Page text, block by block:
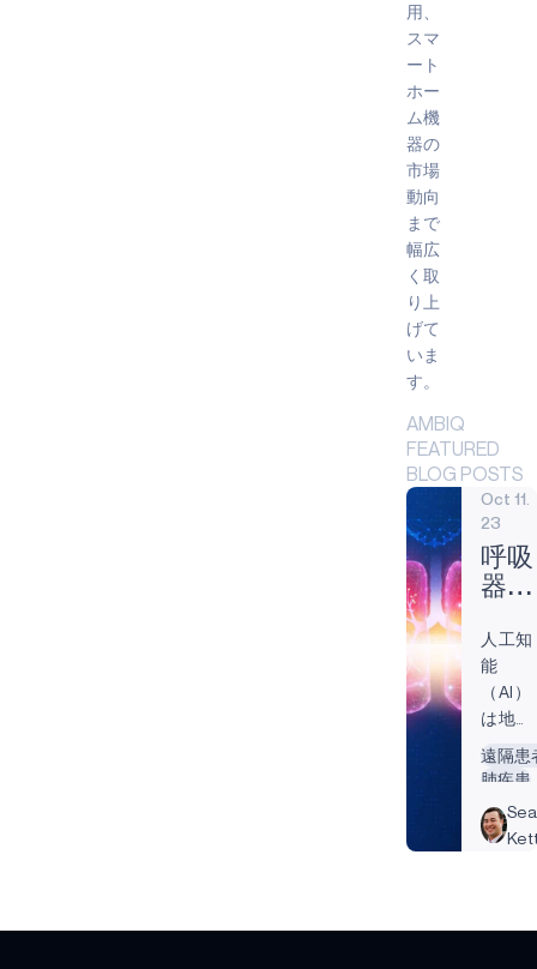
用、
スマ
ート
ホー
ム機
器の
市場
動向
まで
幅広
く取
り上
げて
いま
す。
AMBIQ
FEATURED
BLOG POSTS
Oct 11.
23
呼吸
器内
新風
を吹
き込
む
人工知
能
（AI）
は地球
上のあ
らゆる
変えよ
うとし
ヘルス
遠隔患
肺疾患
回転数